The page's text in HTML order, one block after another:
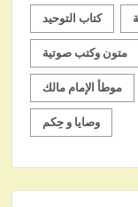
كتاب التوحيد
متون وكتب صوتية
موطأ الإمام مالك
وصايا و حِكم